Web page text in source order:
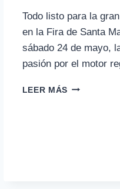
Todo listo para la
en la Fira de Santa
sábado 24 de mayo,
pasión por el motor
LEER MÁS EXHIBICIÓN